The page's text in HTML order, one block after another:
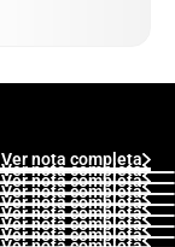
Ver nota completa
Ver nota completa
Ver nota completa
Ver nota completa
Ver nota completa
Ver nota completa
Ver nota completa
Ver nota completa